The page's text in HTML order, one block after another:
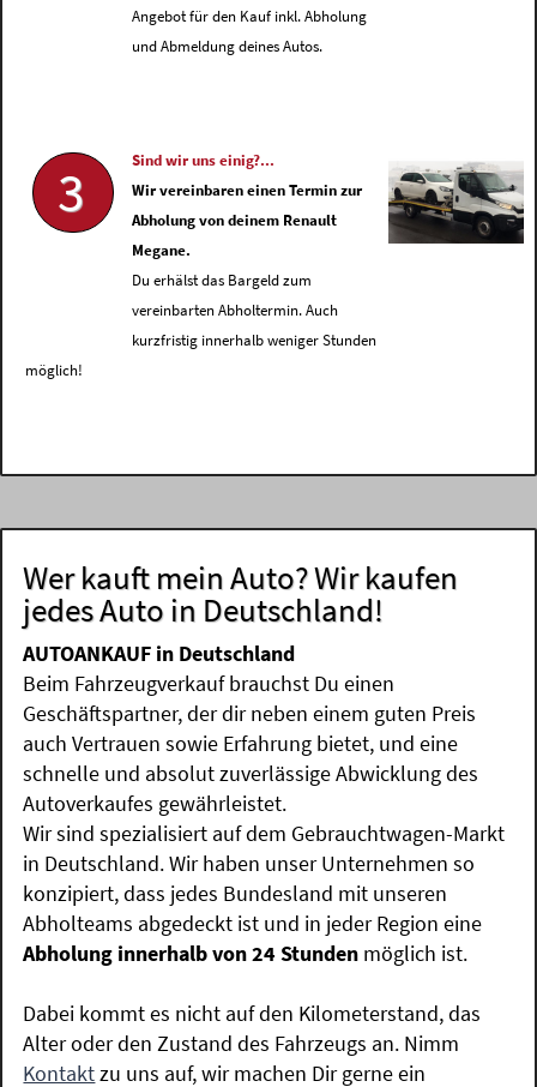
Angebot für den Kauf inkl. Abholung
und Abmeldung deines Autos.
3
Sind wir uns einig?...
Wir vereinbaren einen Termin zur
Abholung von deinem Renault
Megane.
Du erhälst das Bargeld zum
vereinbarten Abholtermin. Auch
kurzfristig innerhalb weniger Stunden
möglich!
Wer kauft mein Auto? Wir kaufen
jedes Auto in Deutschland!
AUTOANKAUF in Deutschland
Beim Fahrzeugverkauf brauchst Du einen
Geschäftspartner, der dir neben einem guten Preis
auch Vertrauen sowie Erfahrung bietet, und eine
schnelle und absolut zuverlässige Abwicklung des
Autoverkaufes gewährleistet.
Wir sind spezialisiert auf dem Gebrauchtwagen-Markt
in Deutschland. Wir haben unser Unternehmen so
konzipiert, dass jedes Bundesland mit unseren
Abholteams abgedeckt ist und in jeder Region eine
Abholung innerhalb von 24 Stunden möglich ist.
Dabei kommt es nicht auf den Kilometerstand, das
Alter oder den Zustand des Fahrzeugs an. Nimm
Kontaktzu uns auf, wir machen Dir gerne ein